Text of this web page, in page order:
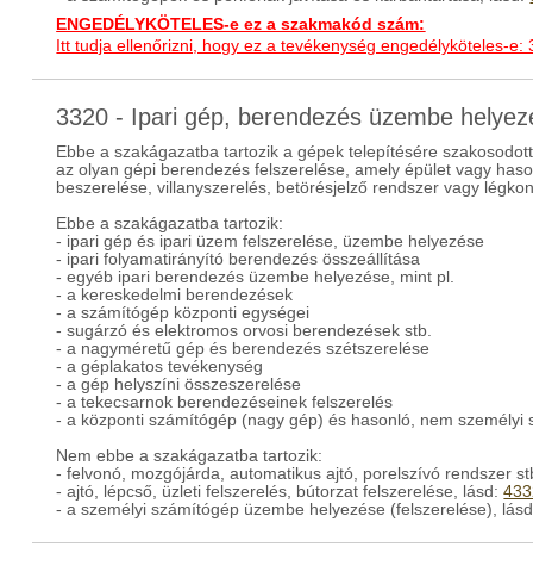
ENGEDÉLYKÖTELES-e ez a szakmakód szám:
Itt tudja ellenőrizni, hogy ez a tevékenység engedélyköteles-e:
3320 - Ipari gép, berendezés üzembe
Ebbe a szakágazatba tartozik a gépek telepítésére
az olyan gépi berendezés felszerelése, amely épület vagy
beszerelése, villanyszerelés, betörésjelző rendszer vagy
Ebbe a szakágazatba tartozik:
- ipari gép és ipari üzem felszerelése, üzembe helyezése
- ipari folyamatirányító berendezés összeállítása
- egyéb ipari berendezés üzembe helyezése, mint pl.
- a kereskedelmi berendezések
- a számítógép központi egységei
- sugárzó és elektromos orvosi berendezések stb.
- a nagyméretű gép és berendezés szétszerelése
- a géplakatos tevékenység
- a gép helyszíni összeszerelése
- a tekecsarnok berendezéseinek felszerelés
- a központi számítógép (nagy gép) és hasonló, nem személyi
Nem ebbe a szakágazatba tartozik:
- felvonó, mozgójárda, automatikus ajtó, porelszívó rendszer
- ajtó, lépcső, üzleti felszerelés, bútorzat felszerelése, lásd:
- a személyi számítógép üzembe helyezése (felszerelése),